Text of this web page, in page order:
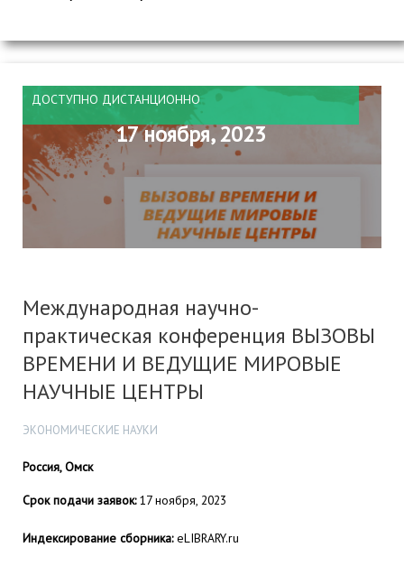
ДОСТУПНО ДИСТАНЦИОННО
17 ноября, 2023
Международная научно-
практическая конференция ВЫЗОВЫ
ВРЕМЕНИ И ВЕДУЩИЕ МИРОВЫЕ
НАУЧНЫЕ ЦЕНТРЫ
ЭКОНОМИЧЕСКИЕ НАУКИ
Россия, Омск
Срок подачи заявок:17 ноября, 2023
Индексирование сборника:eLIBRARY.ru